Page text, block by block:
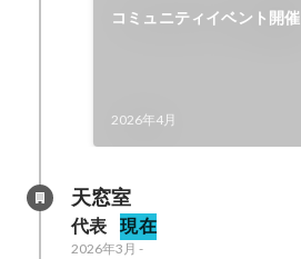
コミュニティイベント開催
2026年4月
天窓室
代表 現在
2026年3月 -